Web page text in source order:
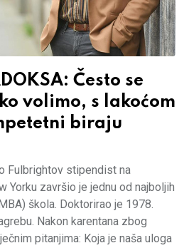
Često se
volimo, s lakoćom
biraju
Fulbrightov stipendist na
Yorku završio je jednu od najboljih
škola. Doktorirao je 1978.
Nakon karentana zbog
pitanjima: Koja je naša uloga